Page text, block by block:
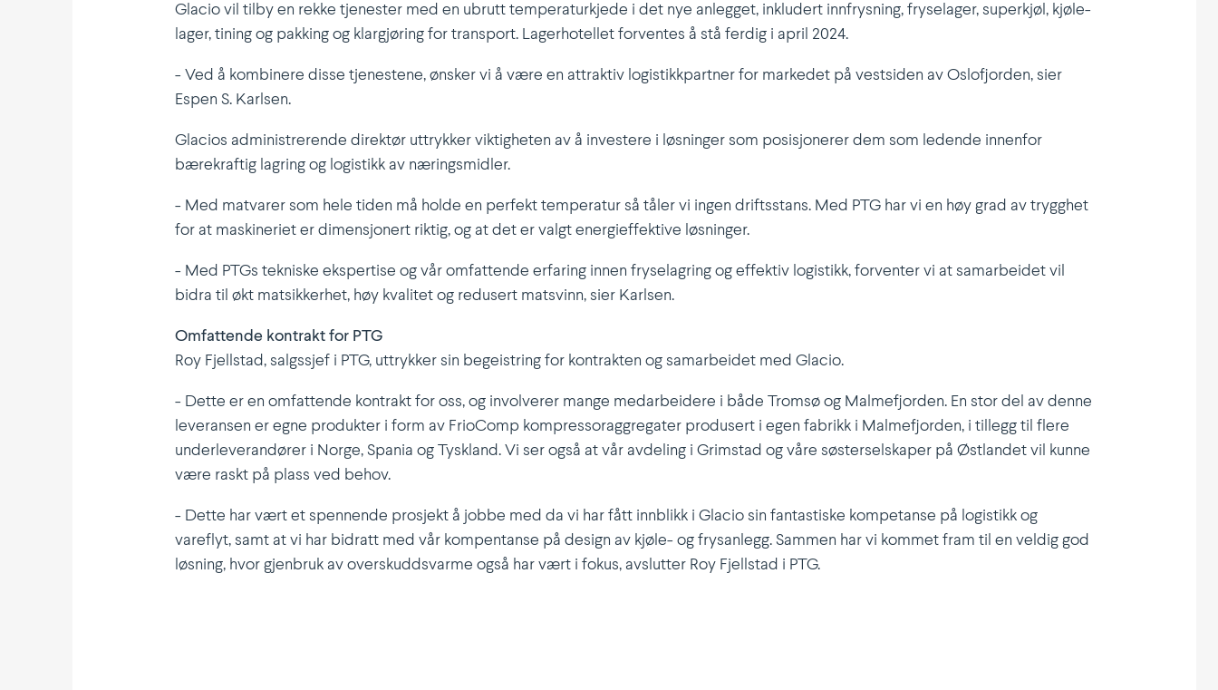
Glacio vil tilby en rekke tjenester med en ubrutt tempe­ra­tur­kjede i det nye anlegget, inkludert innfrysning, fryse­lager, superkjøl, kjøle­
lager, tining og pakking og klargjøring for transport. Lager­ho­tellet forventes å stå ferdig i april 2024.
- Ved å kombinere disse tjenestene, ønsker vi å være en attraktiv logis­tikk­partner for markedet på vestsiden av Oslofjorden, sier
Espen S. Karlsen.
Glacios admini­stre­rende direktør uttrykker viktig­heten av å investere i løsninger som posisjo­nerer dem som ledende innenfor
bærekraftig lagring og logistikk av næringsmidler.
- Med matvarer som hele tiden må holde en perfekt tempe­ratur så tåler vi ingen drifts­stans. Med PTG har vi en høy grad av trygghet
for at maski­neriet er dimen­sjonert riktig, og at det er valgt energi­ef­fektive løsninger.
- Med PTGs tekniske ekspertise og vår omfat­tende erfaring innen fryse­lagring og effektiv logistikk, forventer vi at samar­beidet vil
bidra til økt matsik­kerhet, høy kvalitet og redusert matsvinn, sier Karlsen.
Omfat­tende kontrakt for PTG
Roy Fjellstad, salgssjef i PTG, uttrykker sin begeistring for kontrakten og samar­beidet med Glacio.
- Dette er en omfat­tende kontrakt for oss, og involverer mange medar­beidere i både Tromsø og Malme­fjorden. En stor del av denne
leveransen er egne produkter i form av FrioComp kompres­so­rag­gre­gater produsert i egen fabrikk i Malme­fjorden, i tillegg til flere
under­le­ve­ran­dører i Norge, Spania og Tyskland. Vi ser også at vår avdeling i Grimstad og våre søster­sel­skaper på Østlandet vil kunne
være raskt på plass ved behov.
- Dette har vært et spennende prosjekt å jobbe med da vi har fått innblikk i Glacio sin fantas­tiske kompe­tanse på logistikk og
vareflyt, samt at vi har bidratt med vår kompen­tanse på design av kjøle- og frysanlegg. Sammen har vi kommet fram til en veldig god
løsning, hvor gjenbruk av overskudds­varme også har vært i fokus, avslutter Roy Fjellstad i PTG.